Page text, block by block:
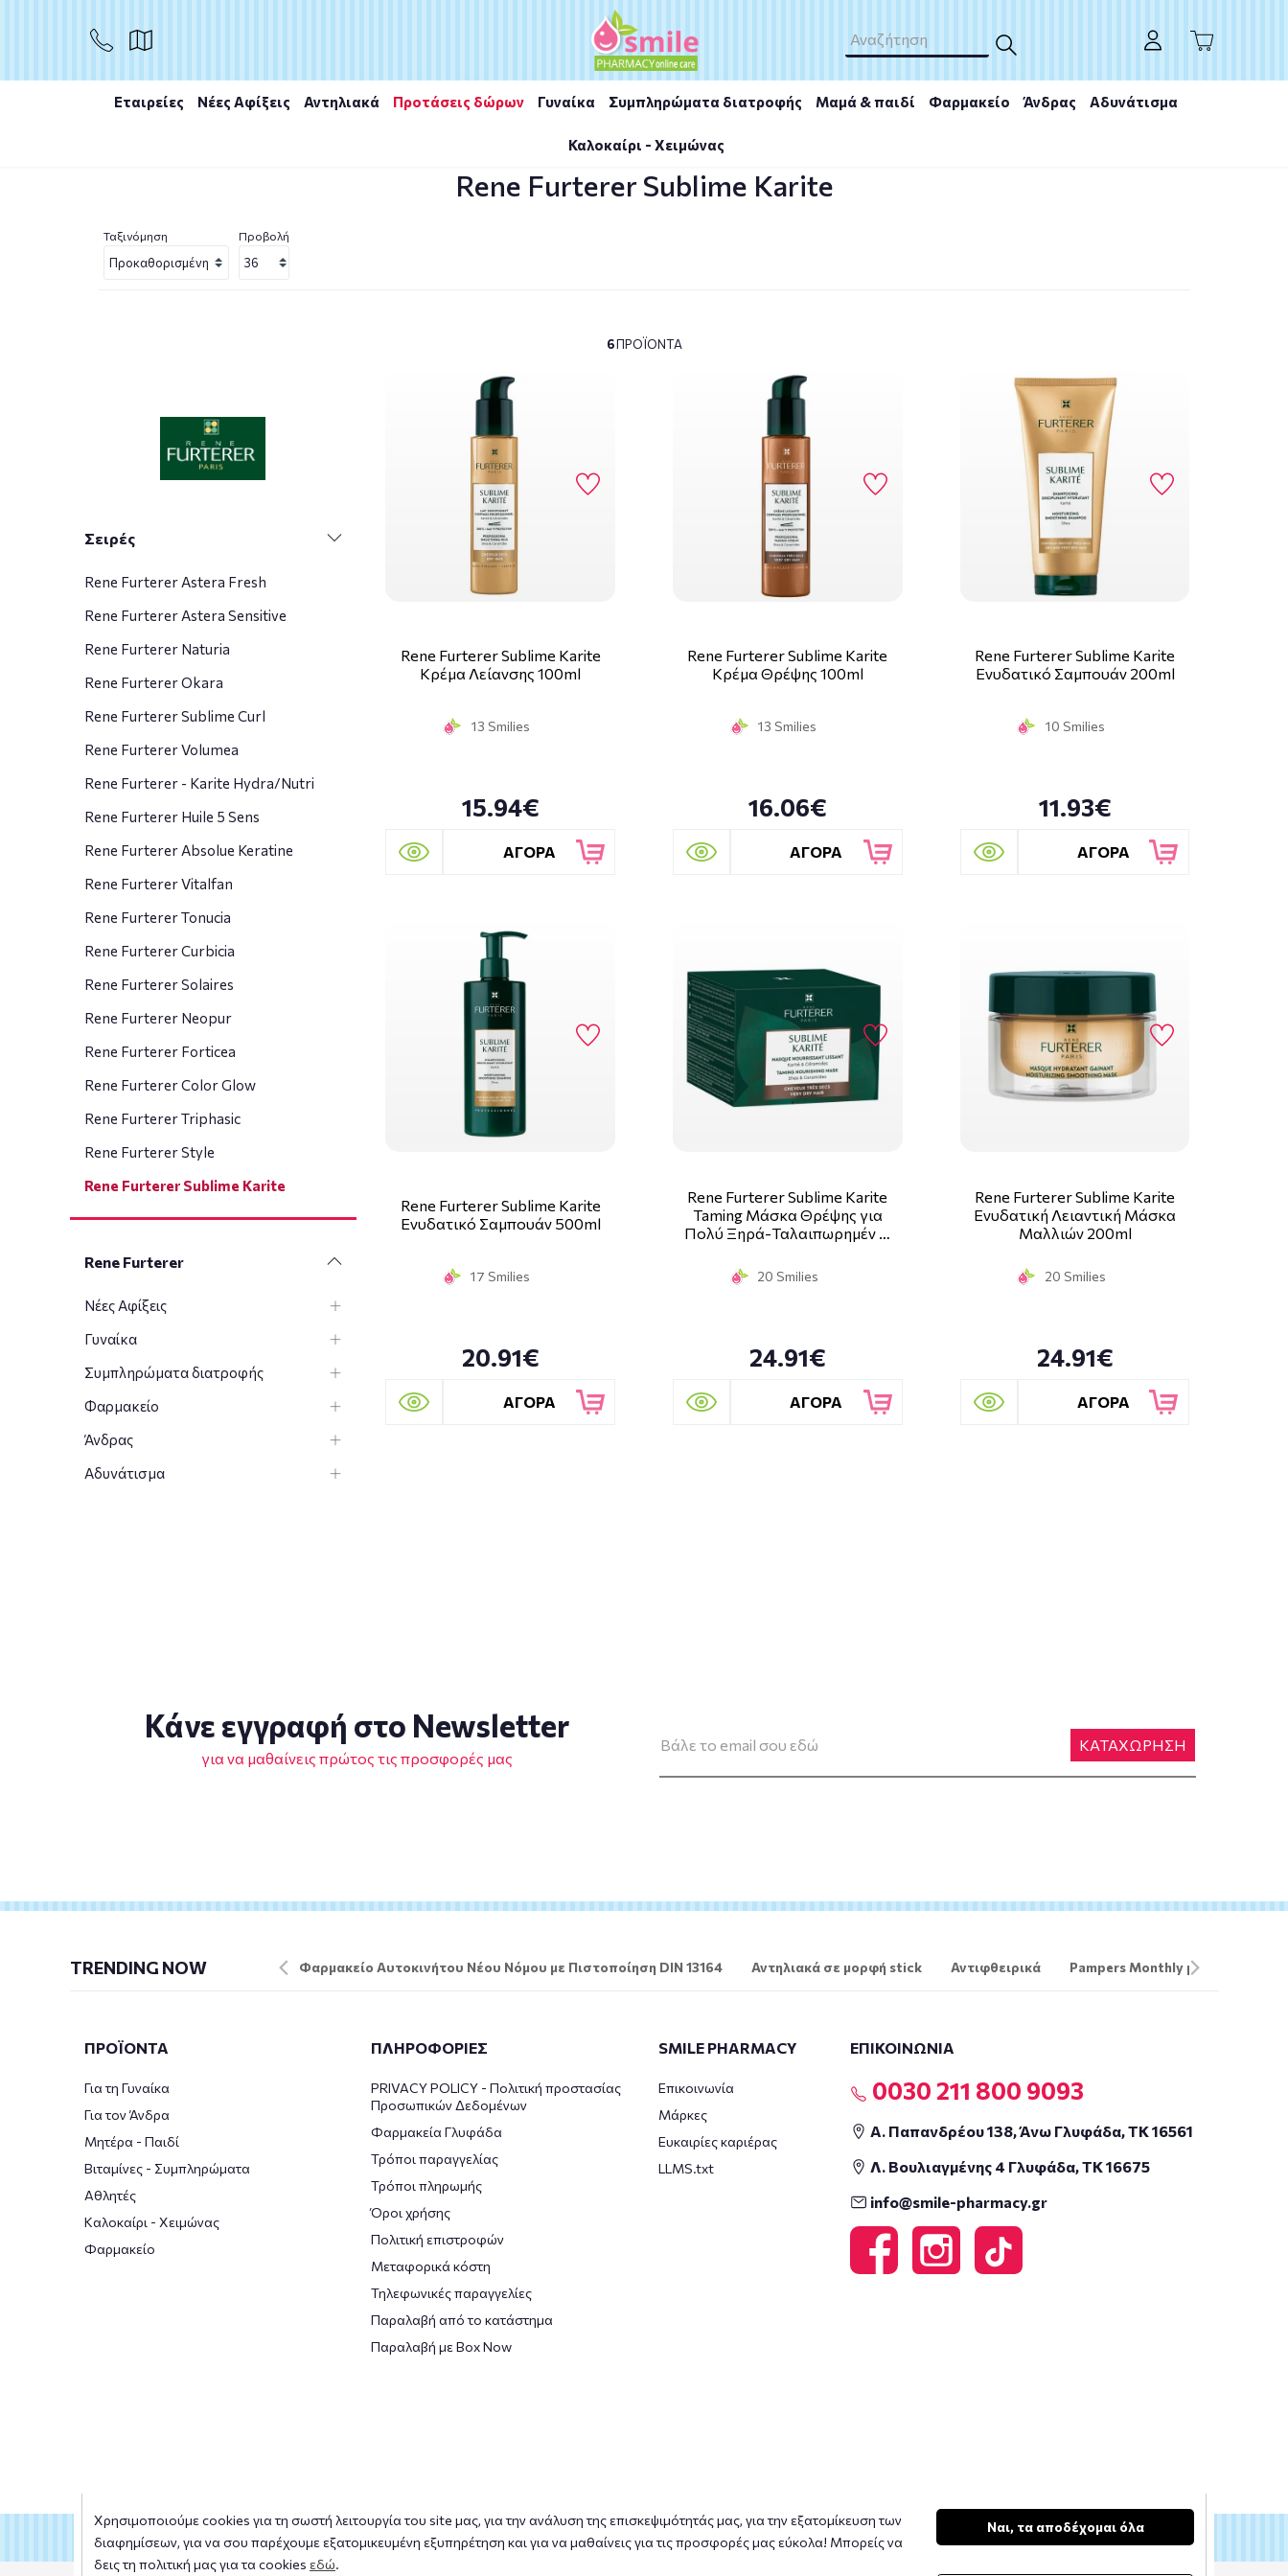
Εταιρείες Νέες Αφίξεις Αντηλιακά Προτάσεις δώρων Γυναίκα Συμπληρώματα διατροφής Μαμά & παιδί Φαρμακείο Άνδρας Αδυνάτισμα
Καλοκαίρι - Χειμώνας
Rene Furterer Sublime Karite
Ταξινόμηση Προβολή
6ΠΡΟΪΌΝΤΑ
Σειρές
Rene Furterer Astera Fresh
Rene Furterer Astera Sensitive
Rene Furterer Naturia
Rene Furterer Okara
Rene Furterer Sublime Curl
Rene Furterer Volumea
Rene Furterer - Karite Hydra/Nutri
Rene Furterer Huile 5 Sens
Rene Furterer Absolue Keratine
Rene Furterer Vitalfan
Rene Furterer Tonucia
Rene Furterer Curbicia
Rene Furterer Solaires
Rene Furterer Neopur
Rene Furterer Forticea
Rene Furterer Color Glow
Rene Furterer Triphasic
Rene Furterer Style
Rene Furterer Sublime Karite
Rene Furterer
Νέες Αφίξεις
Γυναίκα
Συμπληρώματα διατροφής
Φαρμακείο
Άνδρας
Αδυνάτισμα
Rene Furterer Sublime Karite
Κρέμα Λείανσης 100ml
13 Smilies
15.94€
ΑΓΟΡΑ
Rene Furterer Sublime Karite
Κρέμα Θρέψης 100ml
13 Smilies
16.06€
ΑΓΟΡΑ
Rene Furterer Sublime Karite
Ενυδατικό Σαμπουάν 200ml
10 Smilies
11.93€
ΑΓΟΡΑ
Rene Furterer Sublime Karite
Ενυδατικό Σαμπουάν 500ml
17 Smilies
20.91€
ΑΓΟΡΑ
Rene Furterer Sublime Karite
Taming Μάσκα Θρέψης για
Πολύ Ξηρά-Ταλαιπωρημέν …
20 Smilies
24.91€
ΑΓΟΡΑ
Rene Furterer Sublime Karite
Ενυδατική Λειαντική Μάσκα
Μαλλιών 200ml
20 Smilies
24.91€
ΑΓΟΡΑ
Χρησιμοποιούμε cookies για τη σωστή λειτουργία του site μας, για την ανάλυση της επισκεψιμότητάς μας, για την εξατομίκευση των
διαφημίσεων, για να σου παρέχουμε εξατομικευμένη εξυπηρέτηση και για να μαθαίνεις για τις προσφορές μας εύκολα! Μπορείς να
δεις τη πολιτική μας για τα cookies εδώ.
Ναι, τα αποδέχομαι όλα
Κάνε εγγραφή στο Newsletter
για να μαθαίνεις πρώτος τις προσφορές μας
ΚΑΤΑΧΩΡΗΣΗ
TRENDING NOW Φαρμακείο Αυτοκινήτου Νέου Νόμου με Πιστοποίηση DIN 13164 Αντηλιακά σε μορφή stick Αντιφθειρικά Pampers Monthly pack
ΠΡΟΪΟΝΤΑ
Για τη Γυναίκα
Για τον Άνδρα
Μητέρα - Παιδί
Βιταμίνες - Συμπληρώματα
Αθλητές
Καλοκαίρι - Χειμώνας
Φαρμακείο
ΠΛΗΡΟΦΟΡΙΕΣ
PRIVACY POLICY - Πολιτική προστασίας
Προσωπικών Δεδομένων
Φαρμακεία Γλυφάδα
Τρόποι παραγγελίας
Τρόποι πληρωμής
Όροι χρήσης
Πολιτική επιστροφών
Μεταφορικά κόστη
Τηλεφωνικές παραγγελίες
Παραλαβή από το κατάστημα
Παραλαβή με Box Now
SMILE PHARMACY
Επικοινωνία
Μάρκες
Ευκαιρίες καριέρας
LLMS.txt
ΕΠΙΚΟΙΝΩΝΙΑ
0030 211 800 9093
Α. Παπανδρέου 138, Άνω Γλυφάδα, ΤΚ 16561
Λ. Βουλιαγμένης 4 Γλυφάδα, ΤΚ 16675
info@smile-pharmacy.gr